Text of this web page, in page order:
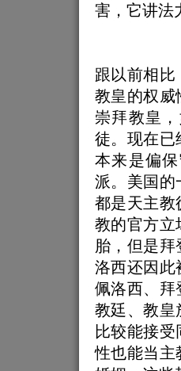
害，它讲法
跟以前相比
教皇的权威
崇拜教皇
徒。现在已
本来是偏
派。美国的
都是天主教
教的官方立
胎，但是
洛西还因此
佩洛西、拜
教廷、教皇
比较能接
性也能当主